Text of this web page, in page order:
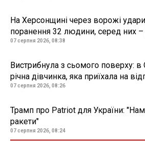
На Херсонщині через ворожі
поранення 32 людини, серед них –
07 серпня 2026, 08:38
Вистрибнула з сьомого поверху: в
річна дівчинка, яка приїхала на
07 серпня 2026, 08:26
Трамп про Patriot для України: "Нам
ракети"
07 серпня 2026, 08:24